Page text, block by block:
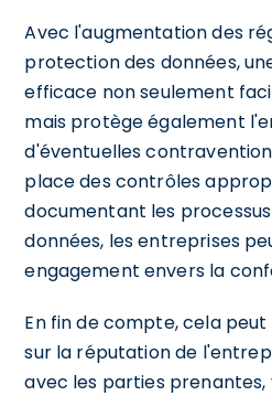
Avec l'augmentation des
protection des données,
efficace non seulement
mais protège également
d'éventuelles
place des contrôles
documentant les
données, les entreprises
engagement envers la
En fin de compte, cela
sur la réputation de
avec les parties